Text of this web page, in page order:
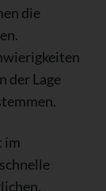
die
der Lage
im